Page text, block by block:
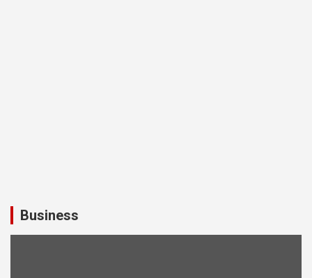
Business